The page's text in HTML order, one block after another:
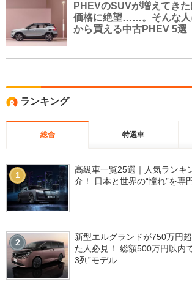
PHEVのSUVが増えてき
価格に絶望……。そんな人
から買える中古PHEV 5選
ランキング
総合 特選車
1
高級車一覧25選｜人気ランキ
介！ 日本と世界の“憧れ”を専
2
新型エルグランドが750万円
た人必見！ 総額500万円以内
3列”モデル